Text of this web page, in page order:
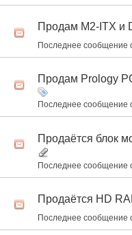
Продам M2-ITX и
Последнее сообщение
Продам Prology
Последнее сообщение
Продаётся блок
Последнее сообщение
Продаётся HD
Последнее сообщение